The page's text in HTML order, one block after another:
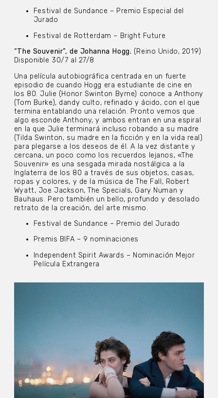
Festival de Sundance – Premio Especial del
Jurado
Festival de Rotterdam – Bright Future
“The Souvenir”, de Johanna Hogg. (Reino Unido, 2019)
Disponible 30/7 al 27/8
Una película autobiográfica centrada en un fuerte
episodio de cuando Hogg era estudiante de cine en
los 80. Julie (Honor Swinton Byrne) conoce a Anthony
(Tom Burke), dandy culto, refinado y ácido, con el que
termina entablando una relación. Pronto vemos que
algo esconde Anthony, y ambos entran en una espiral
en la que Julie terminará incluso robando a su madre
(Tilda Swinton, su madre en la ficción y en la vida real)
para plegarse a los deseos de él. A la vez distante y
cercana, un poco como los recuerdos lejanos, «The
Souvenir» es una sesgada mirada nostálgica a la
Inglaterra de los 80 a través de sus objetos, casas,
ropas y colores, y de la música de The Fall, Robert
Wyatt, Joe Jackson, The Specials, Gary Numan y
Bauhaus. Pero también un bello, profundo y desolado
retrato de la creación, del arte mismo.
Festival de Sundance – Premio del Jurado
Premis BIFA – 9 nominaciones
Independent Spirit Awards – Nominación Mejor
Película Extrangera